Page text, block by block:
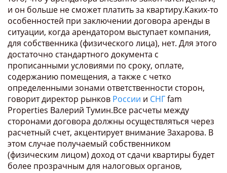
и он больше не сможет платить за квартиру.Каких-то
особенностей при заключении договора аренды в
cитуации, когда арендатором выступает компания,
для собственника (физического лица), нет. Для этого
достаточно стандартного документа с
прописанными условиями по сроку, оплате,
содержанию помещения, а также с четко
определенными зонами ответственности сторон,
говорит директор рынков России и СНГfam
Properties Валерий Тумин.Все расчеты между
сторонами договора должны осуществляться через
расчетный счет, акцентирует внимание Захарова. В
этом случае получаемый собственником
(физическим лицом) доход от сдачи квартиры будет
более прозрачным для налоговых органов,